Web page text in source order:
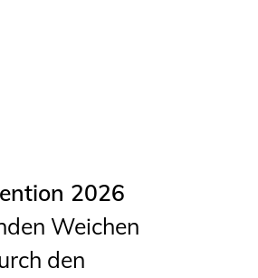
2026
Weichen
den